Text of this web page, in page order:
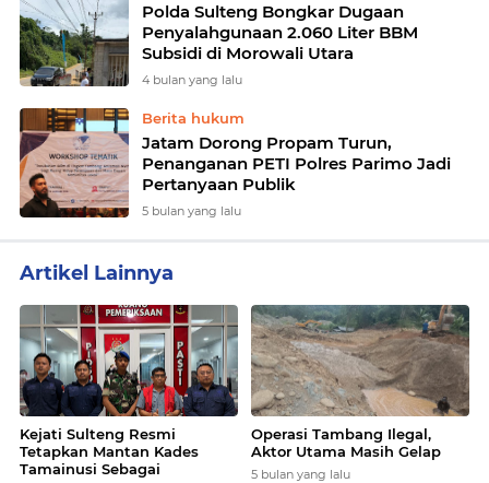
Polda Sulteng Bongkar Dugaan
Penyalahgunaan 2.060 Liter BBM
Subsidi di Morowali Utara
4 bulan yang lalu
Berita hukum
‎Jatam Dorong Propam Turun,
Penanganan PETI Polres Parimo Jadi
5 bulan yang lalu
Artikel Lainnya
Kejati Sulteng Resmi
Tetapkan Mantan Kades
Tamainusi Sebagai
Operasi Tambang Ilegal,
Aktor Utama Masih Gelap
5 bulan yang lalu